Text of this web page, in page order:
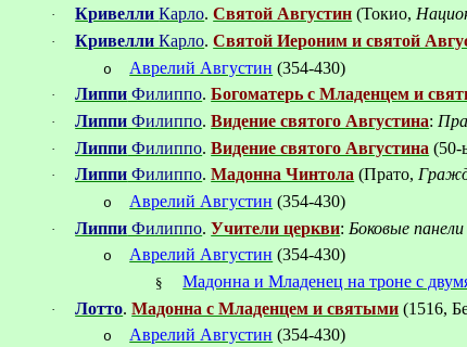
· КривеллиКарло.Святой Августин (Токио,
· КривеллиКарло.Святой Иероним и святой
o Аврелий Августин (354-430)
· Липпи Филиппо.Богоматерь с Младенцем и
· Липпи Филиппо.Видение святого Августина:
· Липпи Филиппо.Видение святого Августина (50-
· Липпи Филиппо.Мадонна Чинтола (Прато,
o Аврелий Августин (354-430)
· Липпи Филиппо.Учители церкви: Боковые
o Аврелий Августин (354-430)
§ Мадонна и Младенец на троне с
· Лотто.Мадонна с Младенцем и святыми (1516,
o Аврелий Августин (354-430)